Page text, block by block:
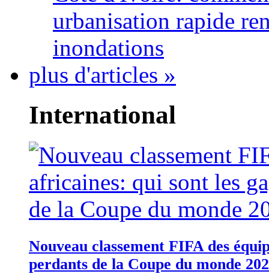
urbanisation rapide
inondations
plus d'articles »
International
Nouveau classement FIFA des
perdants de la Coupe du monde